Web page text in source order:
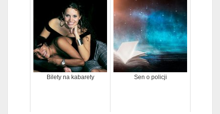
Bilety na kabarety Sen o policji